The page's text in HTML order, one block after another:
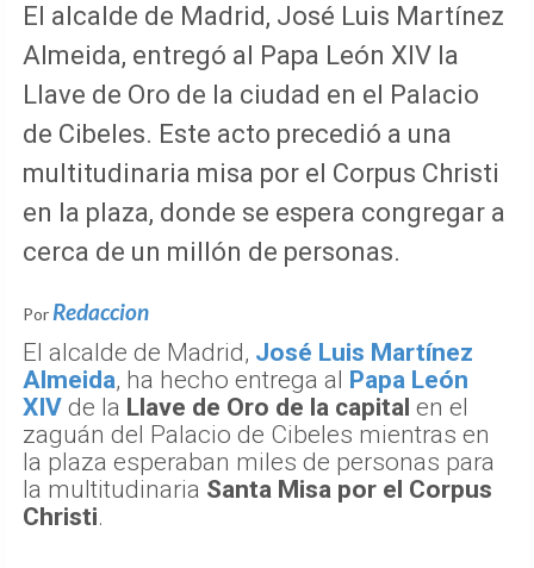
El alcalde de Madrid, José Luis Martínez
Almeida, entregó al Papa León XIV la
Llave de Oro de la ciudad en el Palacio
de Cibeles. Este acto precedió a una
multitudinaria misa por el Corpus Christi
en la plaza, donde se espera congregar a
cerca de un millón de personas.
Por Redaccion
El alcalde de Madrid, José Luis Martínez
Almeida, ha hecho entrega al Papa León
XIV de la Llave de Oro de la capital en el
zaguán del Palacio de Cibeles mientras en
la plaza esperaban miles de personas para
la multitudinaria Santa Misa por el Corpus
Christi.